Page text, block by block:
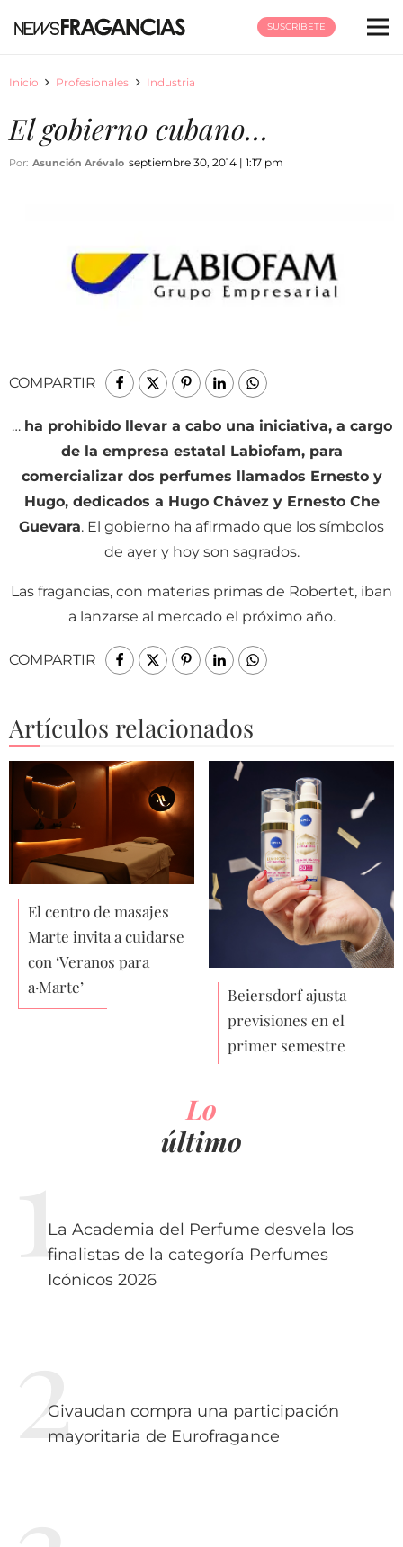
SUSCRÍBETE
Inicio Profesionales Industria
El gobierno cubano…
Por: Asunción Arévalo septiembre 30, 2014 | 1:17 pm
COMPARTIR
… ha prohibido llevar a cabo una iniciativa, a cargo
de la empresa estatal Labiofam, para
comercializar dos perfumes llamados Ernesto y
Hugo, dedicados a Hugo Chávez y Ernesto Che
Guevara. El gobierno ha afirmado que los símbolos
de ayer y hoy son sagrados.
Las fragancias, con materias primas de Robertet, iban
a lanzarse al mercado el próximo año.
COMPARTIR
Artículos relacionados
El centro de masajes
Marte invita a cuidarse
con ‘Veranos para
a·Marte’
Beiersdorf ajusta
previsiones en el
primer semestre
Lo
último
La Academia del Perfume desvela los
finalistas de la categoría Perfumes
Icónicos 2026
Givaudan compra una participación
mayoritaria de Eurofragance